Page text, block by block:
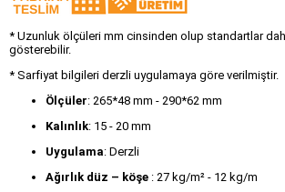
* Uzunluk ölçüleri mm cinsinden olup standartlar
gösterebilir.
* Sarfiyat bilgileri derzli uygulamaya göre verilmiştir.
Ölçüler: 265*48 mm - 290*62 mm
Kalınlık: 15 - 20 mm
Uygulama: Derzli
Ağırlık düz – köşe : 27 kg/m² - 12 kg/m